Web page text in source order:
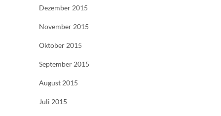
Dezember 2015
November 2015
Oktober 2015
September 2015
August 2015
Juli 2015